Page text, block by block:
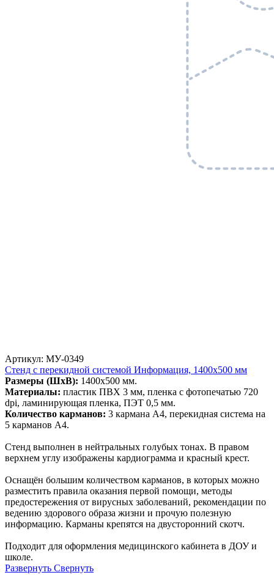
Артикул: МУ-0349
Стенд с перекидной системой Информация, 1400х500 мм
Размеры (ШхВ): 1400х500 мм.
Материалы: пластик ПВХ 3 мм, пленка с фотопечатью 720
dpi, ламинирующая пленка, ПЭТ 0,5 мм.
Количество карманов: 3 кармана А4, перекидная система на
5 карманов А4.
Стенд выполнен в нейтральных голубых тонах. В правом
верхнем углу изображены кардиограмма и красный крест.
Оснащён большим количеством карманов, в которых можно
разместить правила оказания первой помощи, методы
предостережения от вирусных заболеваний, рекомендации по
ведению здорового образа жизни и прочую полезную
информацию. Карманы крепятся на двусторонний скотч.
Подходит для оформления медицинского кабинета в ДОУ и
школе.
Развернуть Свернуть